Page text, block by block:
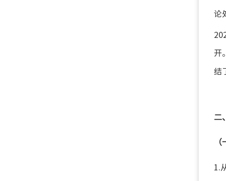
论
开
结
二
1.